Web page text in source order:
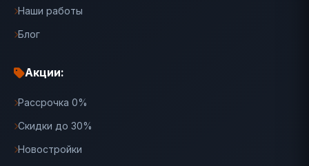
Наши работы
Блог
Акции:
Рассрочка 0%
Скидки до 30%
Новостройки